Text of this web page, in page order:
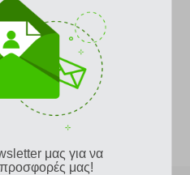
μας για να
προσφορές μας!